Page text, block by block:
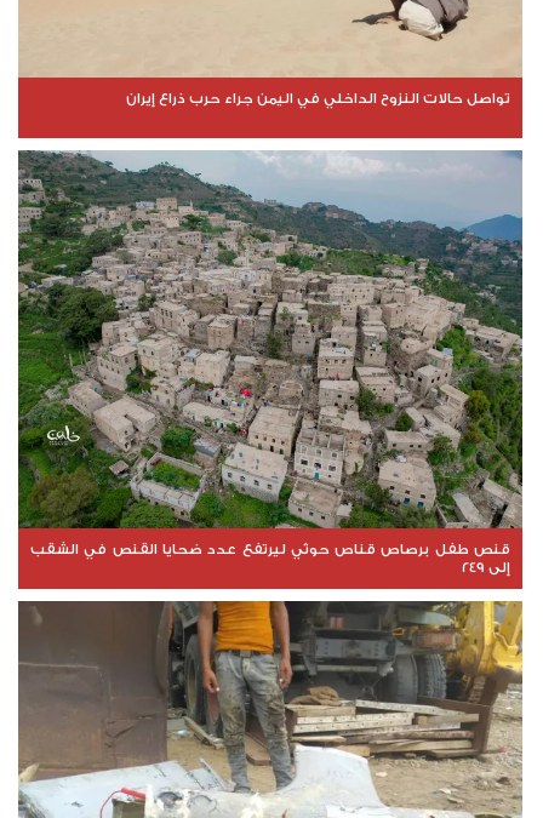
تواصل حالات النزوح الداخلي في اليمن جراء حرب ذراع إيران
قنص طفل برصاص قناص حوثي ليرتفع عدد ضحايا القنص في الشقب
إلى 249